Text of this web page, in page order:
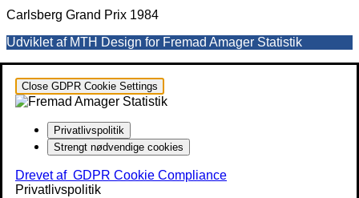
Carlsberg Grand Prix 1984
Udviklet af MTH Design for Fremad Amager Statistik
Close GDPR Cookie Settings
Privatlivspolitik
Strengt nødvendige cookies
Drevet af GDPR Cookie Compliance
Privatlivspolitik